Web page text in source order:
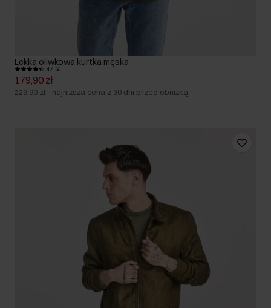
Lekka oliwkowa kurtka męska
4.4 (9)
179,90 zł
229,90 zł - najniższa cena z 30 dni przed obniżką